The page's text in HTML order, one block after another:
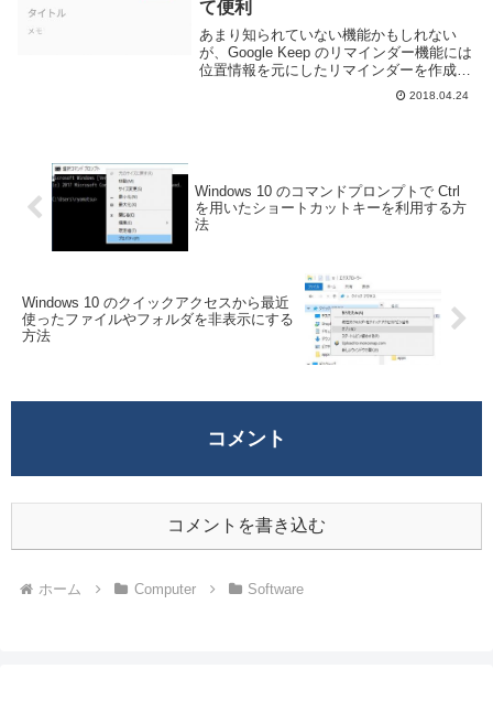
て便利
あまり知られていない機能かもしれない
が、Google Keep のリマインダー機能には
位置情報を元にしたリマインダーを作成す
る事ができる。例えば、「外出時にスーパ
ーに寄った際に買い物リストを通知する」
2018.04.24
Windows 10 のコマンドプロンプトで Ctrl
を用いたショートカットキーを利用する方
法
Windows 10 のクイックアクセスから最近
使ったファイルやフォルダを非表示にする
方法
コメント
コメントを書き込む
ホーム Computer Software